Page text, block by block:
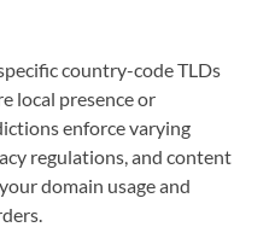
country-code TLDs
local presence or
enforce varying
regulations, and content
domain usage and